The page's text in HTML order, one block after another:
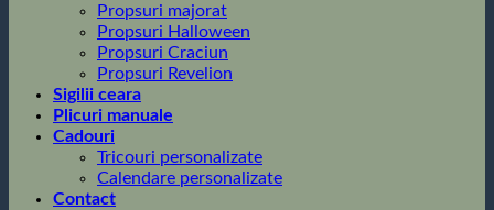
Propsuri majorat
Propsuri Halloween
Propsuri Craciun
Propsuri Revelion
Sigilii ceara
Plicuri manuale
Cadouri
Tricouri personalizate
Calendare personalizate
Contact